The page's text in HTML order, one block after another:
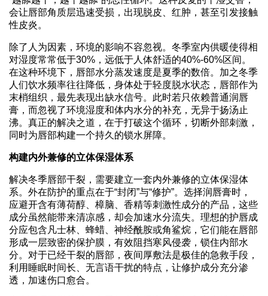
会让唇部角质层迅速受损，出现脱皮、红肿，甚至引发接触
性皮炎。
除了人为因素，环境的影响不容忽视。冬季室内供暖使得相
对湿度常常低于30%，远低于人体舒适的40%-60%区间。
在这种环境下，唇部水分蒸发速度是夏季的数倍。加之冬季
人们饮水频率往往降低，身体处于轻度脱水状态，唇部作为
末梢组织，最先表现出缺水信号。此时若只依赖普通润唇
膏，而忽视了环境湿度和体内水分的补充，无异于扬汤止
沸。真正的解决之道，在于打破这个循环，切断外部刺激，
同时为唇部构建一个持久的锁水屏障。
构建内外兼修的立体保湿体系
解决冬季唇部干裂，需要建立一套内外兼修的立体保湿体
系。外在防护的重点在于“封闭”与“修护”。选择润唇膏时，
应避开含有薄荷醇、樟脑、香精等刺激性成分的产品，这些
成分虽然能带来清凉感，却会加速水分流失。理想的护唇成
分应包含凡士林、蜂蜡、神经酰胺或角鲨烷，它们能在唇部
形成一层致密的保护膜，有效阻挡寒风侵袭，锁住内部水
分。对于已经干裂的唇部，夜间厚敷法是极佳的急救手段，
利用睡眠时间长、无言语干扰的特点，让修护成分充分渗
透，加速伤口愈合。